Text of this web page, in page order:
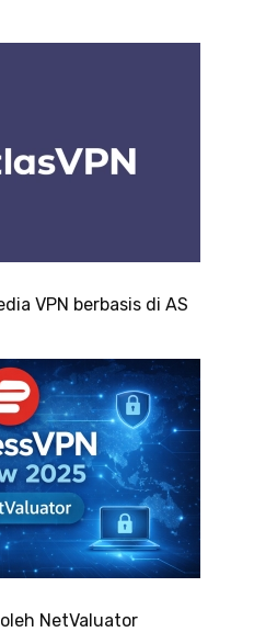
VPN berbasis di AS
NetValuator